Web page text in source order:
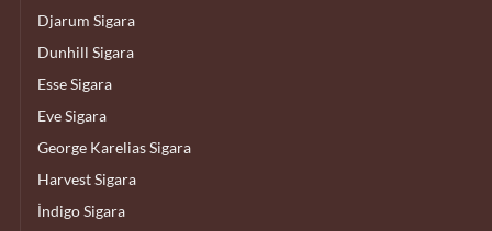
Djarum Sigara
Dunhill Sigara
Esse Sigara
Eve Sigara
George Karelias Sigara
Harvest Sigara
İndigo Sigara